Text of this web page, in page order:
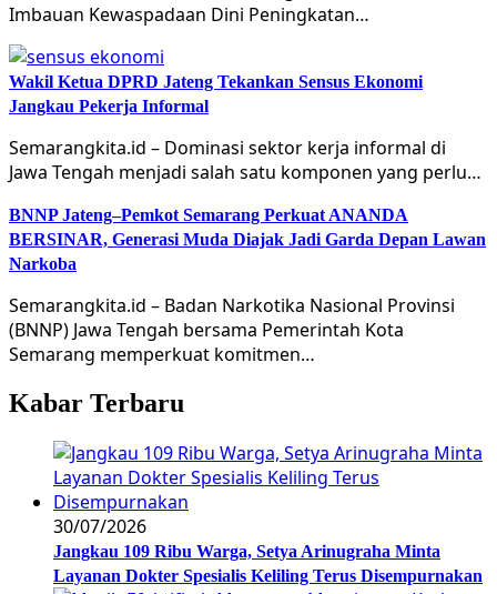
Imbauan Kewaspadaan Dini Peningkatan…
Wakil Ketua DPRD Jateng Tekankan Sensus Ekonomi
Jangkau Pekerja Informal
Semarangkita.id – Dominasi sektor kerja informal di
Jawa Tengah menjadi salah satu komponen yang perlu…
BNNP Jateng–Pemkot Semarang Perkuat ANANDA
BERSINAR, Generasi Muda Diajak Jadi Garda Depan Lawan
Narkoba
Semarangkita.id – Badan Narkotika Nasional Provinsi
(BNNP) Jawa Tengah bersama Pemerintah Kota
Semarang memperkuat komitmen…
Kabar Terbaru
30/07/2026
Jangkau 109 Ribu Warga, Setya Arinugraha Minta
Layanan Dokter Spesialis Keliling Terus Disempurnakan